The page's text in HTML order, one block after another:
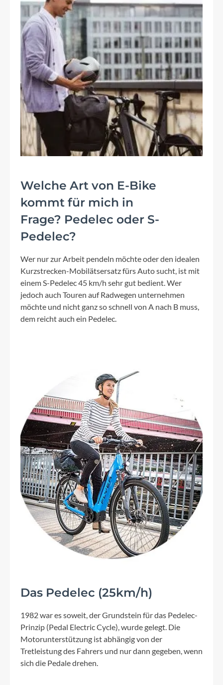
Welche Art von E-Bike
kommt für mich in
Frage? Pedelec oder S-
Pedelec?
Wer nur zur Arbeit pendeln möchte oder den idealen
Kurzstrecken-Mobilätsersatz fürs Auto sucht, ist mit
einem S-Pedelec 45 km/h sehr gut bedient. Wer
jedoch auch Touren auf Radwegen unternehmen
möchte und nicht ganz so schnell von A nach B muss,
dem reicht auch ein Pedelec.
Das Pedelec (25km/h)
1982 war es soweit, der Grundstein für das Pedelec-
Prinzip (Pedal Electric Cycle), wurde gelegt. Die
Motorunterstützung ist abhängig von der
Tretleistung des Fahrers und nur dann gegeben, wenn
sich die Pedale drehen.